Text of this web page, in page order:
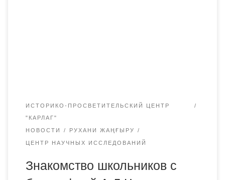
ИСТОРИКО-ПРОСВЕТИТЕЛЬСКИЙ ЦЕНТР
"КАРЛАГ"
НОВОСТИ РУХАНИ ЖАҢҒЫРУ
ЦЕНТР НАУЧНЫХ ИССЛЕДОВАНИЙ
Знакомство школьников с